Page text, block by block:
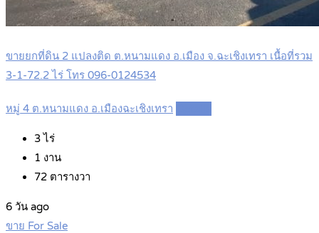
ขายยกที่ดิน 2 แปลงติด ต.หนามแดง อ.เมือง จ.ฉะเชิงเทรา เนื้อที่รวม
3-1-72.2 ไร่ โทร 096-0124534
หมู่ 4 ต.หนามแดง อ.เมืองฉะเชิงเทรา
3ไร่
1 งาน
72 ตารางวา
6 วัน ago
ขาย For Sale